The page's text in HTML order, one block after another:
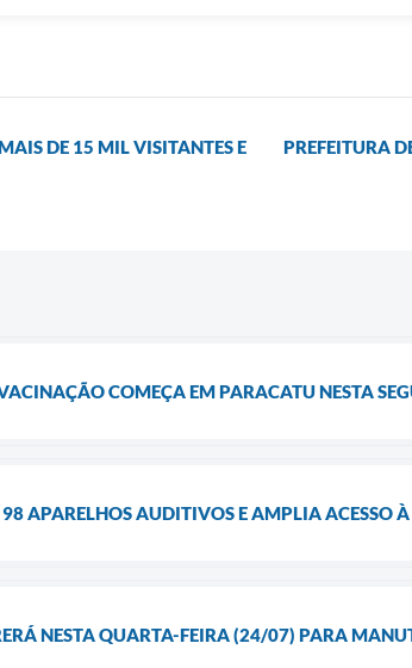
DE 15 MIL VISITANTES E
PREFEITURA
COMEÇA EM PARACATU NESTA
APARELHOS AUDITIVOS E AMPLIA ACESSO
NESTA QUARTA-FEIRA (24/07) PARA